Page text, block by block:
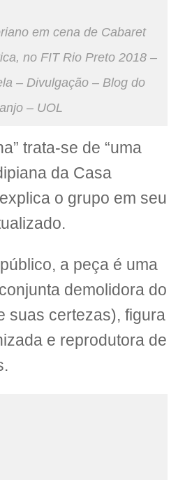
em cena de Cabaret
no FIT Rio Preto 2018 –
– Divulgação – Blog do
– UOL
trata-se de “uma
da Casa
o grupo em seu
a peça é uma
demolidora do
suas certezas), figura
e reprodutora de